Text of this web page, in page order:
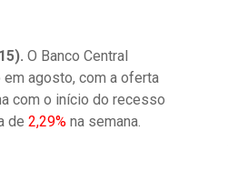
O Banco Central
agosto, com a oferta
com o início do recesso
de 2,29% na semana.